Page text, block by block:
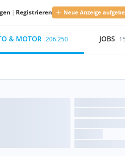
| Registrieren Neue Anzeige
& MOTOR 206.250 JOBS